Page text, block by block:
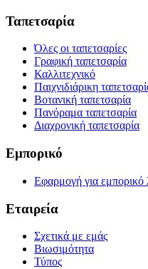
Ταπετσαρία
Όλες οι ταπετσαρίες
Γραφική ταπετσαρία
Καλλιτεχνικό
Παιχνιδιάρικη
Βοτανική ταπετσαρία
Πανόραμα ταπετσαρία
Διαχρονική ταπετσαρία
Εμπορικό
Εφαρμογή για εμπορικό
Εταιρεία
Σχετικά με εμάς
Βιωσιμότητα
Τύπος